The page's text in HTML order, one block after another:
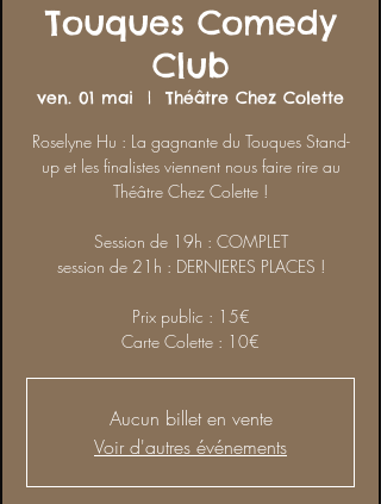
Touques Comedy
Club
ven. 01 mai
  |
Théâtre Chez Colette
Roselyne Hu : La gagnante du Touques Stand-
up et les finalistes viennent nous faire rire au
Théâtre Chez Colette !
Session de 19h : COMPLET
session de 21h : DERNIERES PLACES !
Prix public : 15€
Carte Colette : 10€
Aucun billet en vente
Voir d'autres événements